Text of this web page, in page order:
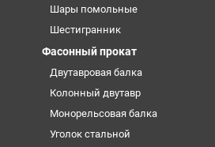
Шары помольные
Шестигранник
Фасонный прокат
Двутавровая балка
Колонный двутавр
Монорельсовая балка
Уголок стальной